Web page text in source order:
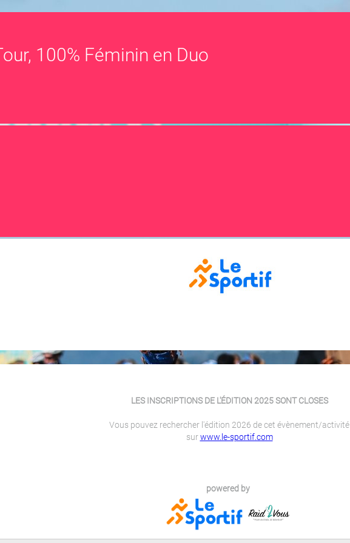
100% Féminin en Duo
LES INSCRIPTIONS DE L'ÉDITION 2025 SONT CLOSES
Vous pouvez rechercher l'édition 2026 de cet évènement/activité
surwww.le-sportif.com
powered by